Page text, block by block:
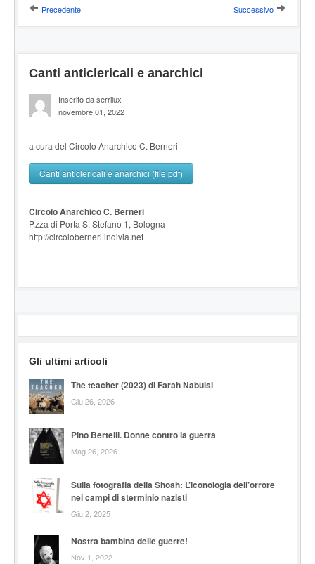
Precedente Successivo
Canti anticlericali e anarchici
Inserito da serrilux
novembre 01, 2022
a cura del Circolo Anarchico C. Berneri
Canti anticlericali e anarchici (file pdf)
Circolo Anarchico C. Berneri
P.zza di Porta S. Stefano 1, Bologna
http://circoloberneri.indivia.net
Gli ultimi articoli
The teacher (2023) di Farah Nabulsi
Giu 26, 2026
Pino Bertelli. Donne contro la guerra
Mag 26, 2026
Sulla fotografia della Shoah: L’iconologia dell’orrore
nei campi di sterminio nazisti
Giu 2, 2025
Nostra bambina delle guerre!
Nov 1, 2022